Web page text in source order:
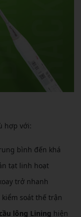
hợp với:
bình đến khá
tạt linh hoạt
trở nhanh
soát thế trận
lông Lining hiện